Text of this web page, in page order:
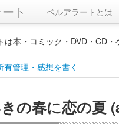
ト ベルアラートとは
は本・コミック・DVD・CD
有管理・感想を書く
の春に恋の夏